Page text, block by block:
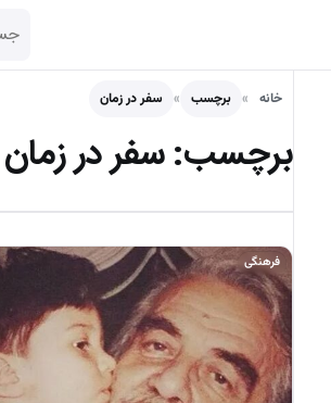
خانه برچسب سفر در زمان
برچسب:سفر در زمان
فرهنگی